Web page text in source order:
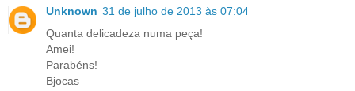
Unknown 31 de julho de 2013 às 07:04
Quanta delicadeza numa peça!
Amei!
Parabéns!
Bjocas